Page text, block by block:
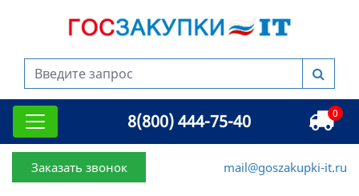
8(800) 444-75-40 0
Заказать звонок mail@goszakupki-it.ru